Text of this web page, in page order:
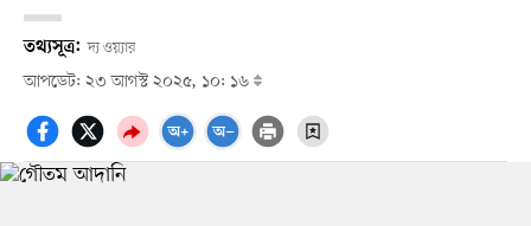
তথ্যসূত্র: দ্য ওয়্যার
আপডেট: ২৩ আগস্ট ২০২৫, ১০: ১৬